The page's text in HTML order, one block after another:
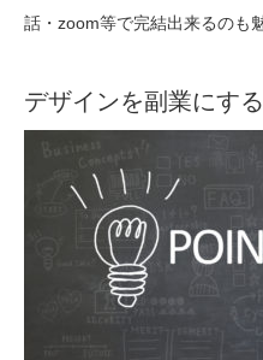
話・zoom等で完結出来るのも
デザインを副業にす